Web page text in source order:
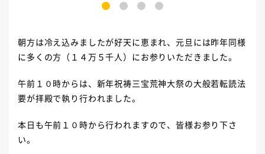
3 4
朝方は冷え込みましたが好天に恵まれ、元旦には昨年同様
に多くの方（１４万５千人）にお参りいただきました。
午前１０時からは、新年祝祷三宝荒神大祭の大般若転読法
要が拝殿で執り行われました。
本日も午前１０時から行われますので、皆様お参り下さ
い。